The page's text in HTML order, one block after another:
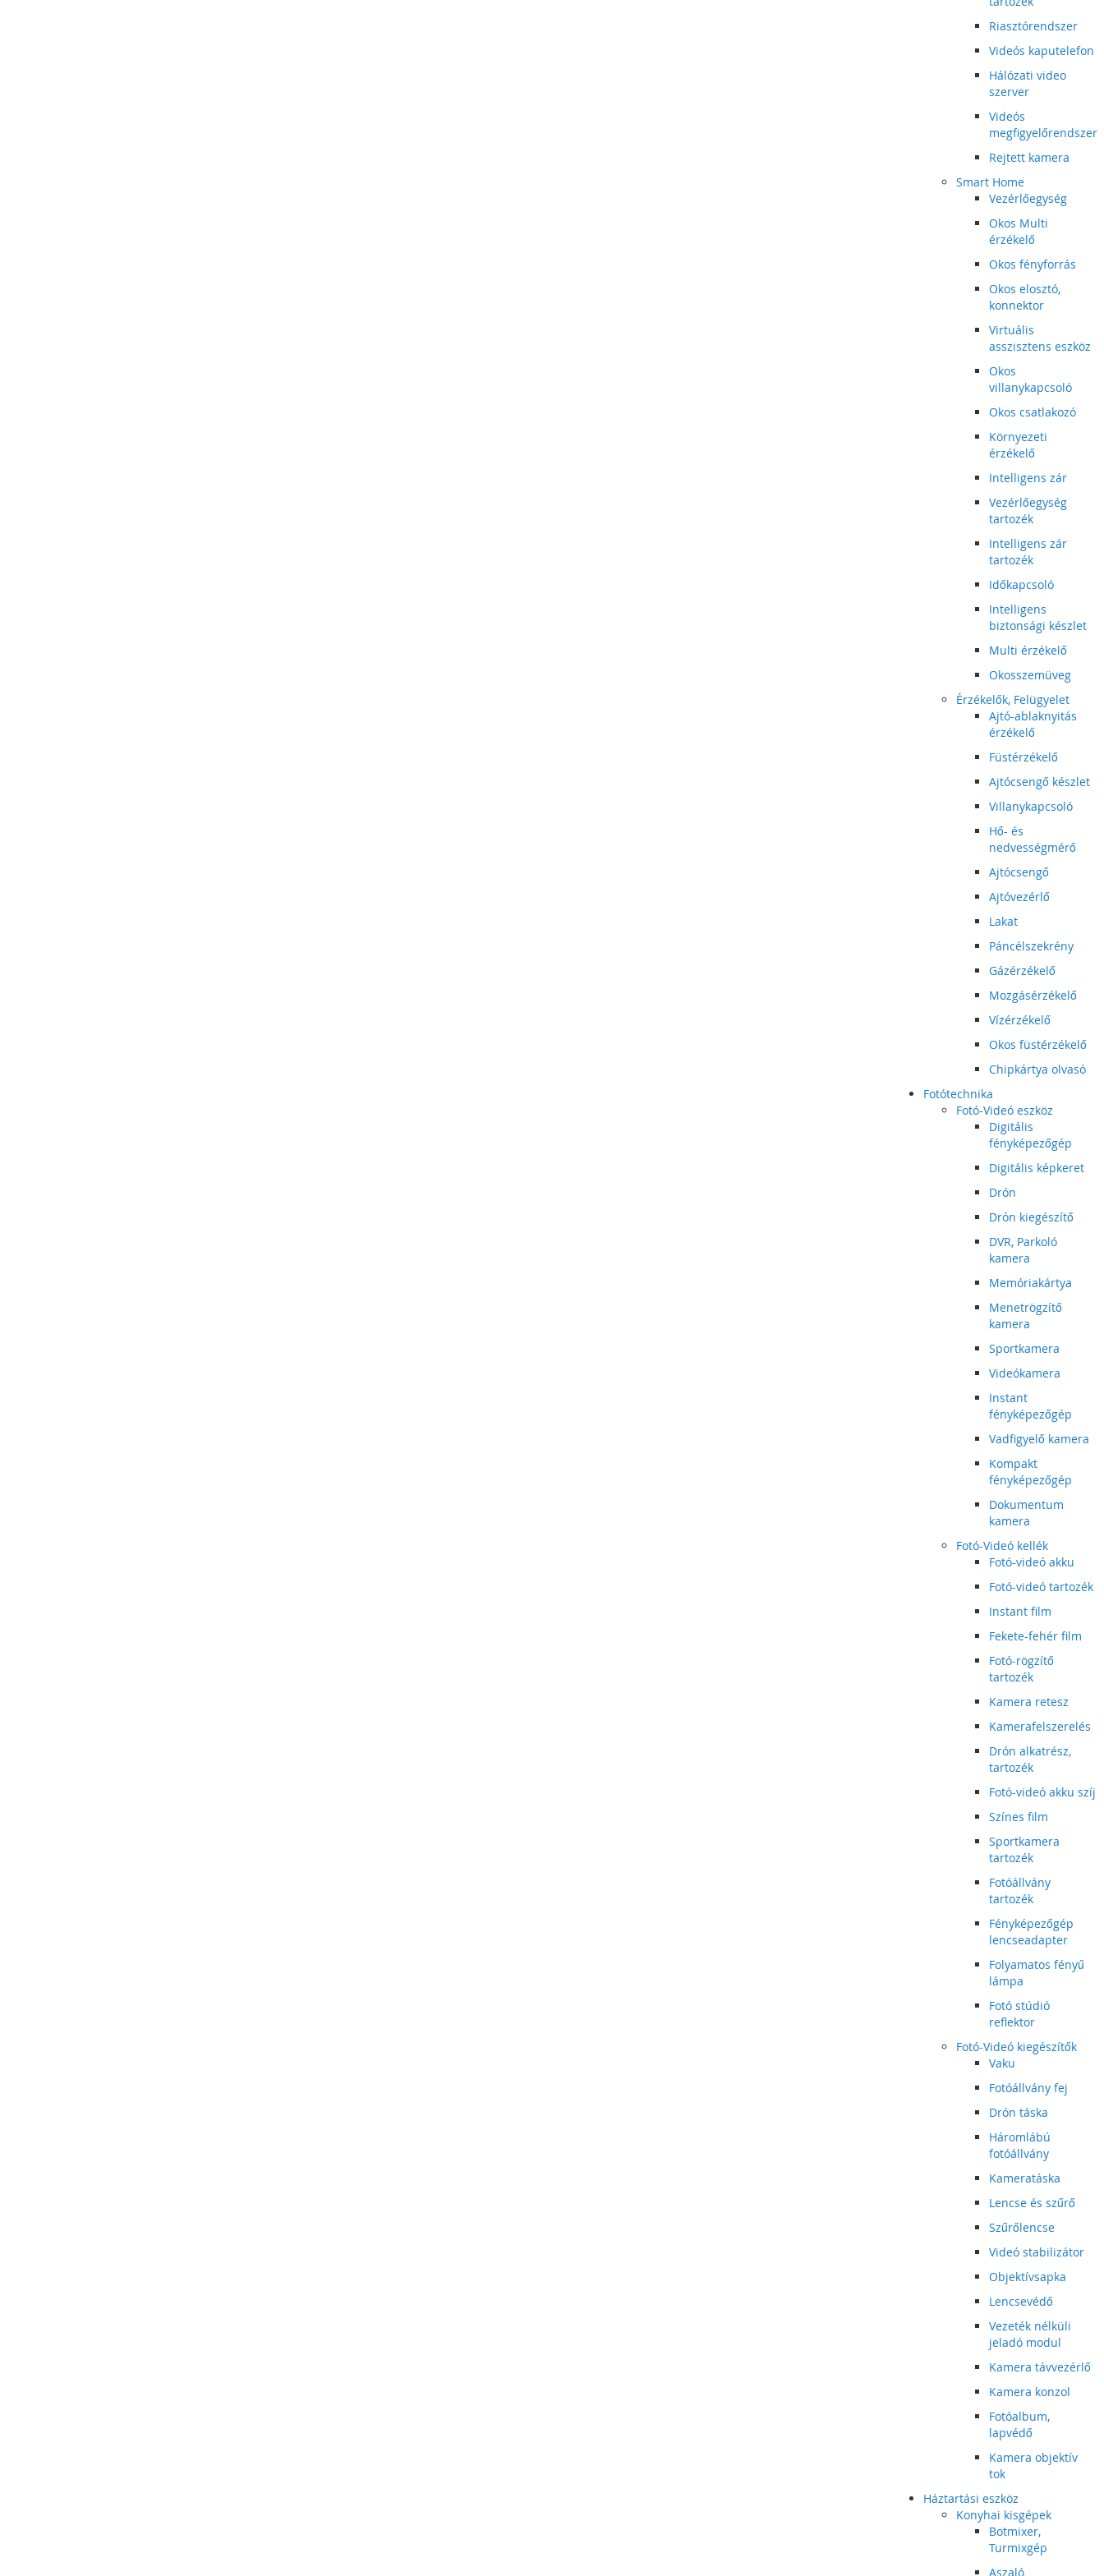
Riasztórendszer
Videós kaputelefon
Hálózati video
szerver
Videós
megfigyelőrendszer
Rejtett kamera
Smart Home
Vezérlőegység
Okos Multi
érzékelő
Okos fényforrás
Okos elosztó,
konnektor
Virtuális
asszisztens eszköz
Okos
villanykapcsoló
Okos csatlakozó
Környezeti
érzékelő
Intelligens zár
Vezérlőegység
tartozék
Intelligens zár
tartozék
Időkapcsoló
Intelligens
biztonsági készlet
Multi érzékelő
Okosszemüveg
Érzékelők, Felügyelet
Ajtó-ablaknyitás
érzékelő
Füstérzékelő
Ajtócsengő készlet
Villanykapcsoló
Hő- és
nedvességmérő
Ajtócsengő
Ajtóvezérlő
Lakat
Páncélszekrény
Gázérzékelő
Mozgásérzékelő
Vízérzékelő
Okos füstérzékelő
Chipkártya olvasó
Fotótechnika
Fotó-Videó eszköz
Digitális
fényképezőgép
Digitális képkeret
Drón
Drón kiegészítő
DVR, Parkoló
kamera
Memóriakártya
Menetrögzítő
kamera
Sportkamera
Videókamera
Instant
fényképezőgép
Vadfigyelő kamera
Kompakt
fényképezőgép
Dokumentum
kamera
Fotó-Videó kellék
Fotó-videó akku
Fotó-videó tartozék
Instant film
Fekete-fehér film
Fotó-rögzítő
tartozék
Kamera retesz
Kamerafelszerelés
Drón alkatrész,
tartozék
Fotó-videó akku szíj
Színes film
Sportkamera
tartozék
Fotóállvány
tartozék
Fényképezőgép
lencseadapter
Folyamatos fényű
lámpa
Fotó stúdió
reflektor
Fotó-Videó kiegészítők
Vaku
Fotóállvány fej
Drón táska
Háromlábú
fotóállvány
Kameratáska
Lencse és szűrő
Szűrőlencse
Videó stabilizátor
Objektívsapka
Lencsevédő
Vezeték nélküli
jeladó modul
Kamera távvezérlő
Kamera konzol
Fotóalbum,
lapvédő
Kamera objektív
tok
Háztartási eszköz
Konyhai kisgépek
Botmixer,
Turmixgép
Aszaló